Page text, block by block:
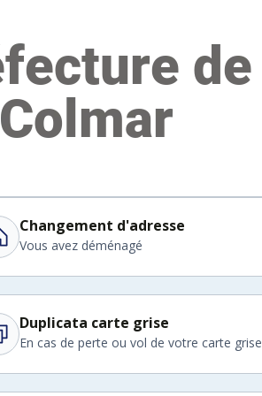
Changement d'adresse
Vous avez déménagé
Duplicata carte grise
En cas de perte ou vol de votre carte grise